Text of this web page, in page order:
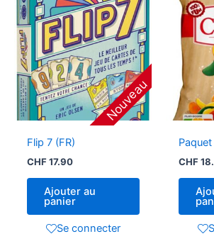
Nouveau
Flip 7 (FR)
CHF17.90
Ajouter au
panier
Se connecter
CHF